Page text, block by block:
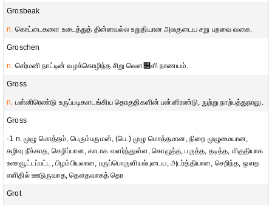
Grosbeak
n. கொட்டைகளை உடைத்துத் தின்னவல்ல உறுதியான அலகுடைய சறு பறவை வகை.
Groschen
n. செர்மனி நாட்டின் வழக்கொழிந்த சிறு வௌ஢ளி நாணயம்.
Gross
n. பன்னிரெண்டு உருப்படிகளடங்கிய தொகுதிகளின் பன்னிரண்டு, நுற்று நாற்பத்துநாலு.
Gross
-1 n. முழு மொத்தம், பெரும்பருமன், (பெ.) முழு மொத்தமான, நிறை முழுமையான,
கழிவு நீக்காத, செழிப்பான, காடாக வளர்ந்துள்ள, கொழுத்த, பருத்த, தடித்த, மிகுதியாக
உணவூட்டப்பட்ட, பிழம்பியலான, பருப்பொருளியல்புடைய, அடர்த்தியான, செறிந்த, ஔத
எளிதில் ஊடுருவாத, தௌதவாகத் தெர
Grot